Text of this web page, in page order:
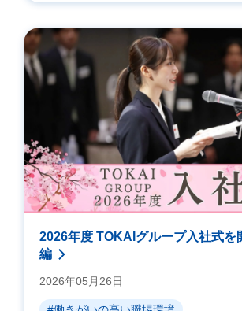
2026年度 TOKAIグループ入社式を
編
2026年05月26日